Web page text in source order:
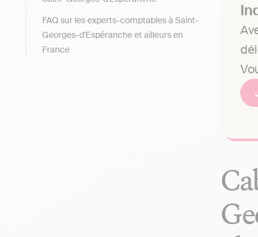
FAQ sur les experts-comptables à Saint-
Georges-d'Espéranche et ailleurs en
France